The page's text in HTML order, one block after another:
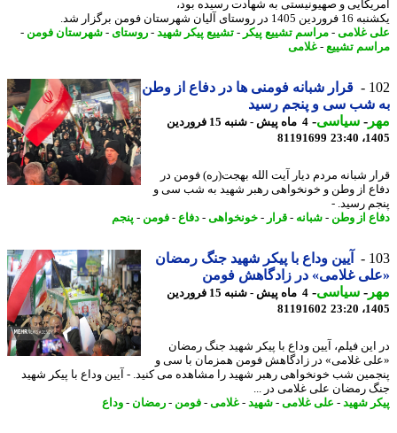
و صهیونیستی به شهادت رسیده بود،
آلیان شهرستان فومن برگزار شد.
غلامی-مراسم تشییع پیکر -تشییع پیکر شهید-روستای-شهرستان فومن-
تشییع-غلامی
قرار شبانه فومنی ها در دفاع از وطن
شب سی و پنجم رسید
-سیاسی-
4 ماه پیش - شنبه 15 فروردین
81191699
شبانه مردم دیار آیت الله بهجت(ره) فومن در
از وطن و خونخواهی رهبر شهید به شب سی و
رسید. -
از وطن-شبانه-قرار - خونخواهی-دفاع -فومن-پنجم
آیین وداع با پیکر شهید جنگ رمضان
غلامی» در زادگاهش فومن
-سیاسی-
4 ماه پیش - شنبه 15 فروردین
81191602
فیلم، آیین وداع با پیکر شهید جنگ رمضان
غلامی» در زادگاهش فومن همزمان با سی و
شب خونخواهی رهبر شهید را مشاهده می کنید. - آیین وداع با پیکر شهید
رمضان علی غلامی در ...
شهید-علی غلامی-شهید-غلامی-فومن-رمضان-وداع